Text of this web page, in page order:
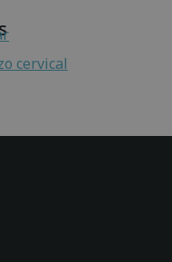
cervical